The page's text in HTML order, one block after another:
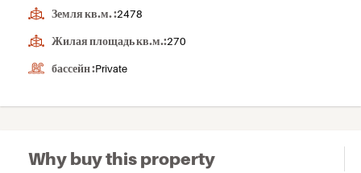
Земля кв.м. :2478
Жилая площадь кв.м.:270
бассейн :Private
Why buy this property